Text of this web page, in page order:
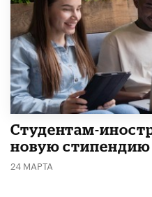
Студентам-
новую стипендию
24 МАРТА